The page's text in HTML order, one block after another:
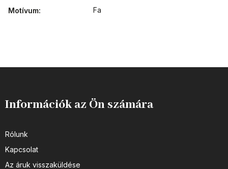
Motívum: Fa
Információk az Ön számára
Rólunk
Kapcsolat
Az áruk visszaküldése